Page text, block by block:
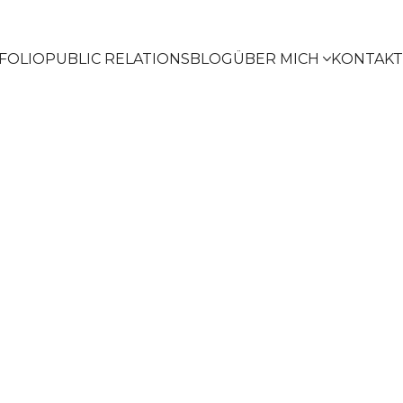
PUBLIC RELATIONSBLOGÜBER MICH KONTAKT